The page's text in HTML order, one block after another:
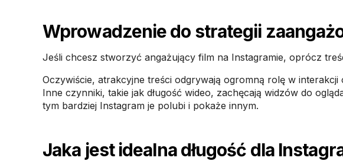
Wprowadzenie do strategii
Jeśli chcesz stworzyć angażujący film na Instagramie, oprócz
Oczywiście, atrakcyjne treści odgrywają ogromną rolę w
Inne czynniki, takie jak długość wideo, zachęcają widzów do
tym bardziej Instagram je polubi i pokaże innym.
Jaka jest idealna długość dla